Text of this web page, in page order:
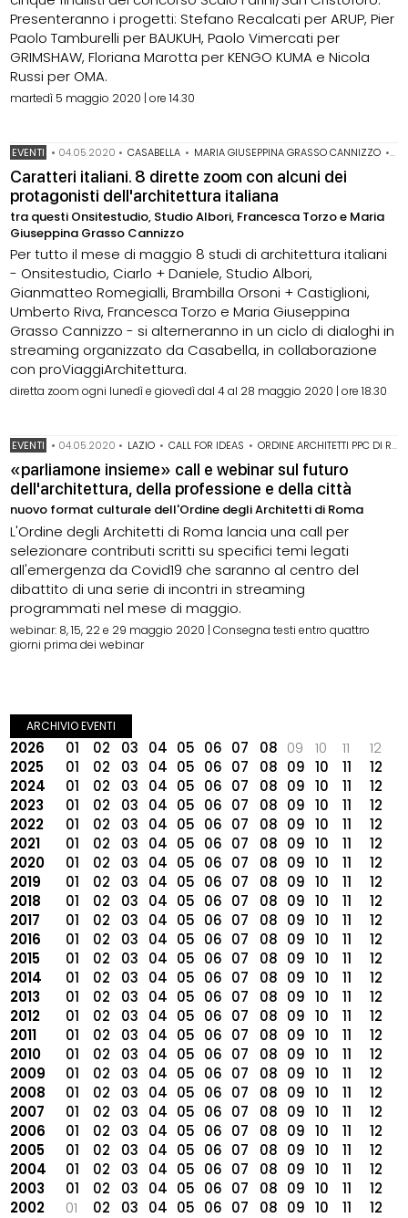
Presenteranno i progetti: Stefano Recalcati per ARUP, Pier
Paolo Tamburelli per BAUKUH, Paolo Vimercati per
GRIMSHAW, Floriana Marotta per KENGO KUMA e Nicola
Russi per OMA.
martedì 5 maggio 2020 | ore 14.30
EVENTI • 04.05.2020 • CASABELLA • MARIA GIUSEPPINA GRASSO CANNIZZO •
Caratteri italiani. 8 dirette zoom con alcuni dei
protagonisti dell'architettura italiana
tra questi Onsitestudio, Studio Albori, Francesca Torzo e Maria
Giuseppina Grasso Cannizzo
Per tutto il mese di maggio 8 studi di architettura italiani
- Onsitestudio, Ciarlo + Daniele, Studio Albori,
Gianmatteo Romegialli, Brambilla Orsoni + Castiglioni,
Umberto Riva, Francesca Torzo e Maria Giuseppina
Grasso Cannizzo - si alterneranno in un ciclo di dialoghi in
streaming organizzato da Casabella, in collaborazione
con proViaggiArchitettura.
diretta zoom ogni lunedì e giovedì dal 4 al 28 maggio 2020 | ore 18.30
EVENTI • 04.05.2020 • LAZIO • CALL FOR IDEAS • ORDINE ARCHITETTI PPC DI ROMA
«parliamone insieme» call e webinar sul futuro
dell'architettura, della professione e della città
nuovo format culturale dell'Ordine degli Architetti di Roma
L'Ordine degli Architetti di Roma lancia una call per
selezionare contributi scritti su specifici temi legati
all'emergenza da Covid19 che saranno al centro del
dibattito di una serie di incontri in streaming
programmati nel mese di maggio.
webinar: 8, 15, 22 e 29 maggio 2020 | Consegna testi entro quattro
giorni prima dei webinar
ARCHIVIO EVENTI
2026 01 02 03 04 05 06 07 08 09 10 11
12
2025
01 02 03 04 05 06 07 08 09 10 11
12
2024
01 02 03 04 05 06 07 08 09 10 11
12
2023
01 02 03 04 05 06 07 08 09 10 11
12
2022
01 02 03 04 05 06 07 08 09 10 11
12
2021
01 02 03 04 05 06 07 08 09 10 11
12
2020
01 02 03 04 05 06 07 08 09 10 11
12
2019
01 02 03 04 05 06 07 08 09 10 11
12
2018
01 02 03 04 05 06 07 08 09 10 11
12
2017
01 02 03 04 05 06 07 08 09 10 11
12
2016
01 02 03 04 05 06 07 08 09 10 11
12
2015
01 02 03 04 05 06 07 08 09 10 11
12
2014
01 02 03 04 05 06 07 08 09 10 11
12
2013
01 02 03 04 05 06 07 08 09 10 11
12
2012
01 02 03 04 05 06 07 08 09 10 11
12
2011
01 02 03 04 05 06 07 08 09 10 11
12
2010
01 02 03 04 05 06 07 08 09 10 11
12
2009
01 02 03 04 05 06 07 08 09 10 11
12
2008
01 02 03 04 05 06 07 08 09 10 11
12
2007
01 02 03 04 05 06 07 08 09 10 11
12
2006
01 02 03 04 05 06 07 08 09 10 11
12
2005
01 02 03 04 05 06 07 08 09 10 11
12
2004
01 02 03 04 05 06 07 08 09 10 11
12
2003
01 02 03 04 05 06 07 08 09 10 11
12
2002
01 02 03 04 05 06 07 08 09 10 11 12